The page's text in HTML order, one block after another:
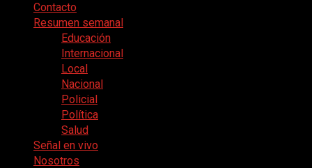
Contacto
Resumen semanal
Educación
Internacional
Local
Nacional
Policial
Política
Salud
Señal en vivo
Nosotros